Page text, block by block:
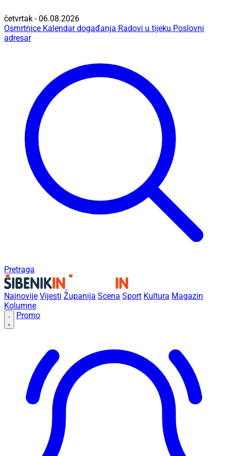
četvrtak - 06.08.2026
Osmrtnice Kalendar događanja Radovi u tijeku Poslovni
adresar
Pretraga
Najnovije Vijesti Županija Scena Sport Kultura Magazin
Kolumne
Promo